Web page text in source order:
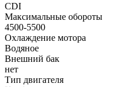
CDI
Максимальные обороты
4500-5500
Охлаждение мотора
Водяное
Внешний бак
нет
Тип двигателя